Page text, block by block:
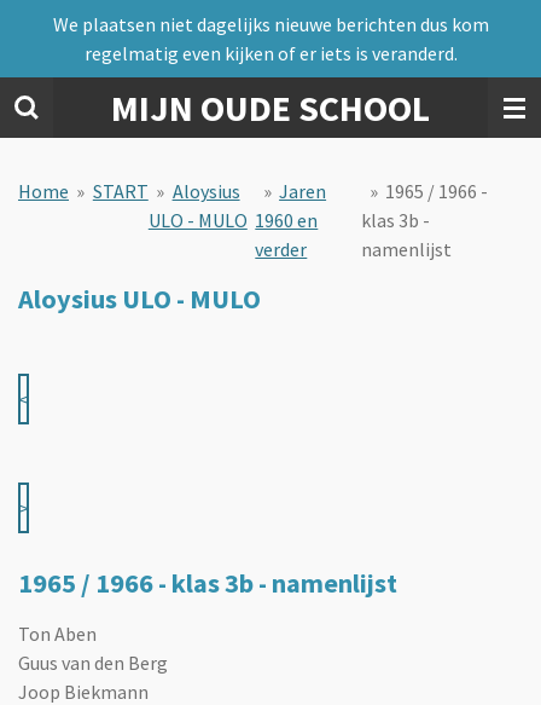
naar
de
hoofdinhoud
MIJN OUDE SCHOOL
We plaatsen niet dagelijks nieuwe berichten dus kom
regelmatig even kijken of er iets is veranderd.
Home » START » Aloysius
ULO - MULO
» Jaren
1960 en
verder
» 1965 / 1966 -
klas 3b -
namenlijst
Aloysius ULO - MULO
<
>
1965 / 1966 - klas 3b - namenlijst
Ton Aben
Guus van den Berg
Joop Biekmann